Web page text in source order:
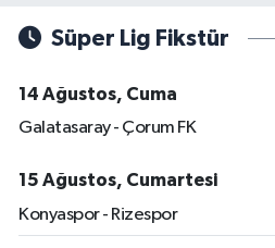
Süper Lig Fikstür
14 Ağustos, Cuma
Galatasaray - Çorum FK
15 Ağustos, Cumartesi
Konyaspor - Rizespor